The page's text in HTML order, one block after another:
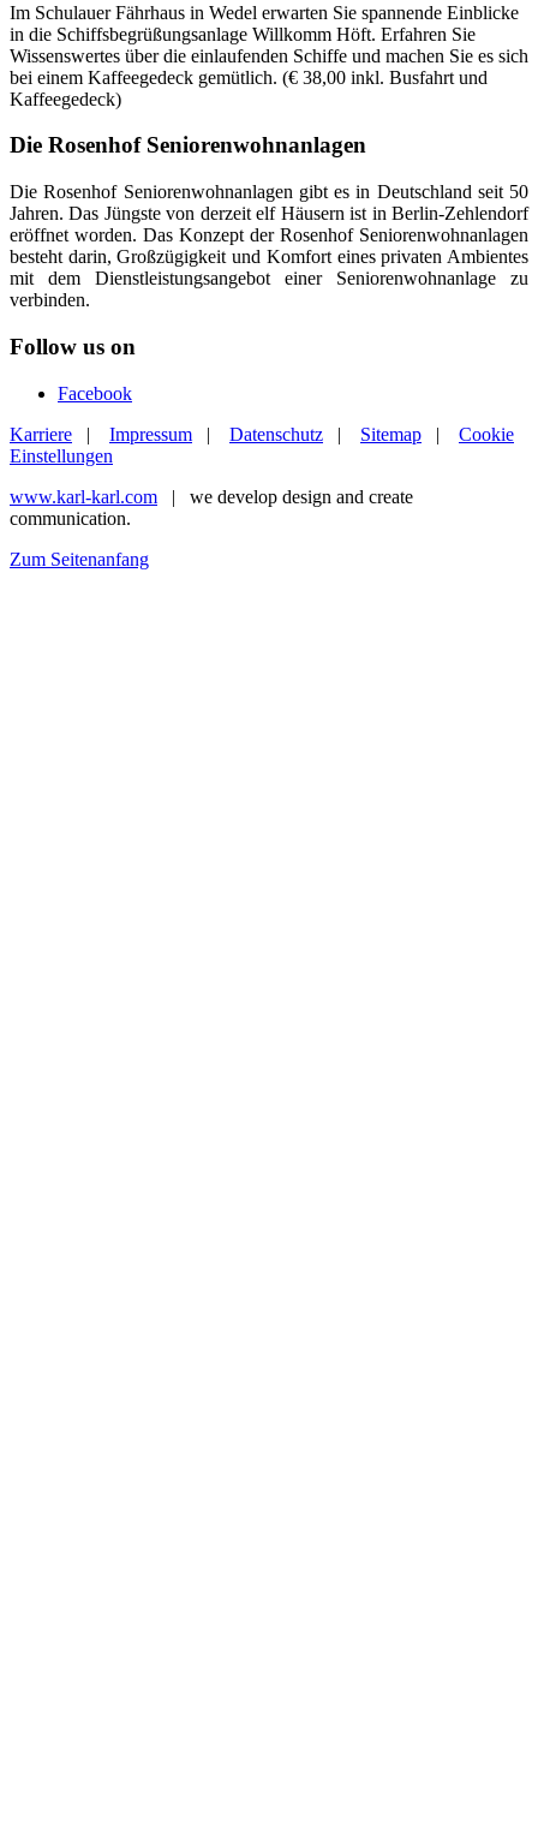
Im Schulauer Fährhaus in Wedel erwarten Sie spannende Einblicke
in die Schiffsbegrüßungsanlage Willkomm Höft. Erfahren Sie
Wissenswertes über die einlaufenden Schiffe und machen Sie es sich
bei einem Kaffeegedeck gemütlich. (€ 38,00 inkl. Busfahrt und
Kaffeegedeck)
Die Rosenhof Seniorenwohnanlagen
Die Rosenhof Seniorenwohnanlagen gibt es in Deutschland seit 50
Jahren. Das Jüngste von derzeit elf Häusern ist in Berlin-Zehlendorf
eröffnet worden. Das Konzept der Rosenhof Seniorenwohnanlagen
besteht darin, Großzügigkeit und Komfort eines privaten Ambientes
mit dem Dienstleistungsangebot einer Seniorenwohnanlage zu
verbinden.
Follow us on
Facebook
Karriere | Impressum | Datenschutz | Sitemap | Cookie
Einstellungen
www.karl-karl.com | we develop design and create
communication.
Zum Seitenanfang